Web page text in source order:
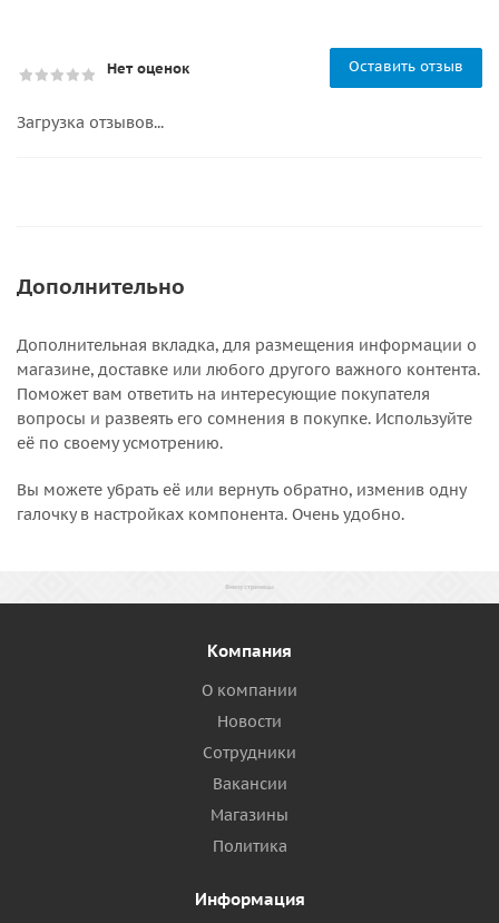
Нет оценок Оставить отзыв
Загрузка отзывов...
Дополнительно
Дополнительная вкладка, для размещения информации о
магазине, доставке или любого другого важного контента.
Поможет вам ответить на интересующие покупателя
вопросы и развеять его сомнения в покупке. Используйте
её по своему усмотрению.
Вы можете убрать её или вернуть обратно, изменив одну
галочку в настройках компонента. Очень удобно.
Компания
О компании
Новости
Сотрудники
Вакансии
Магазины
Политика
Информация